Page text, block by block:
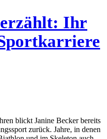
Ihr
blickt Janine Becker bereits
zurück. Jahre, in denen